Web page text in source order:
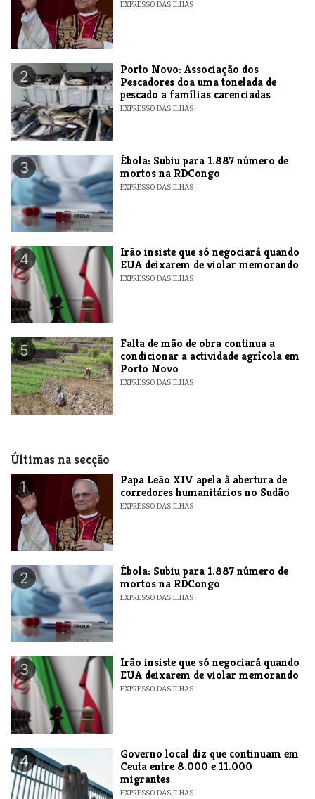
EXPRESSO DAS ILHAS
2
​Porto Novo: Associação dos
Pescadores doa uma tonelada de
pescado a famílias carenciadas
EXPRESSO DAS ILHAS
3
​Ébola: Subiu para 1.887 número de
mortos na RDCongo
EXPRESSO DAS ILHAS
4
​Irão insiste que só negociará quando
EUA deixarem de violar memorando
EXPRESSO DAS ILHAS
5
Falta de mão de obra continua a
condicionar a actividade agrícola em
Porto Novo
EXPRESSO DAS ILHAS
Últimas na secção
1
​Papa Leão XIV apela à abertura de
corredores humanitários no Sudão
EXPRESSO DAS ILHAS
2
​Ébola: Subiu para 1.887 número de
mortos na RDCongo
EXPRESSO DAS ILHAS
3
​Irão insiste que só negociará quando
EUA deixarem de violar memorando
EXPRESSO DAS ILHAS
4
​Governo local diz que continuam em
Ceuta entre 8.000 e 11.000
migrantes
EXPRESSO DAS ILHAS